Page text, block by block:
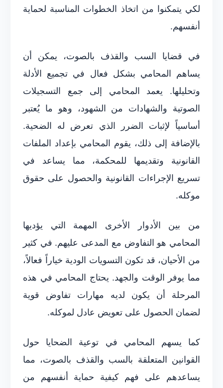
لكي يتمكنوا من اتخاذ الخطوات المناسبة لحماية
أنفسهم.
في قضايا السب والقذف بالصوت، يمكن أن
يساهم المحامي بشكل فعال في تجميع الأدلة
وتحليلها. يعمد المحامي إلى جمع التسجيلات
الصوتية والشهادات من الشهود، وهو ما يُعتبر
أساسياً لإثبات الضرر الذي تعرض له الضحية.
بالإضافة إلى ذلك، يقوم المحامي بإعداد الملفات
القانونية وتقديمها للمحكمة، مما يساعد في
تسريع الإجراءات القانونية والحصول على حقوق
موكله.
من بين الأدوار الأخرى المهمة التي يؤديها
المحامي هو التفاوض مع المدعى عليهم. في كثير
من الأحيان، قد تكون التسويات الودية خياراً فعالاً،
مما يوفر الوقت والجهد. يحتاج المحامي في هذه
المرحلة أن يكون لديه مهارات تفاوض قوية
لضمان الحصول على تعويض عادل لموكله.
كما يسهم المحامي في توعية الضحايا حول
القوانين المتعلقة بالسب والقذف بالصوت، مما
يساعدهم على فهم كيفية حماية أنفسهم من